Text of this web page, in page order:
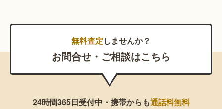
無料査定しませんか？
お問合せ・ご相談はこちら
24時間365日受付中・携帯からも通話料無料